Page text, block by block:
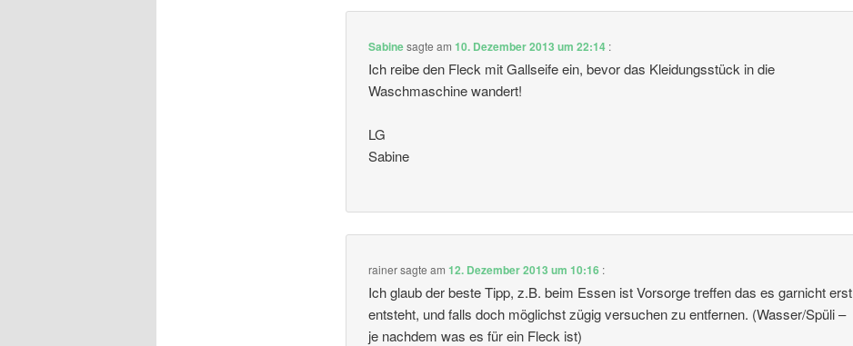
Sabinesagte am10. Dezember 2013 um 22:14 :
Ich reibe den Fleck mit Gallseife ein, bevor das Kleidungsstück in die
Waschmaschine wandert!
LG
Sabine
rainersagte am12. Dezember 2013 um 10:16 :
Ich glaub der beste Tipp, z.B. beim Essen ist Vorsorge treffen das es garnicht erst
entsteht, und falls doch möglichst zügig versuchen zu entfernen. (Wasser/Spüli –
je nachdem was es für ein Fleck ist)